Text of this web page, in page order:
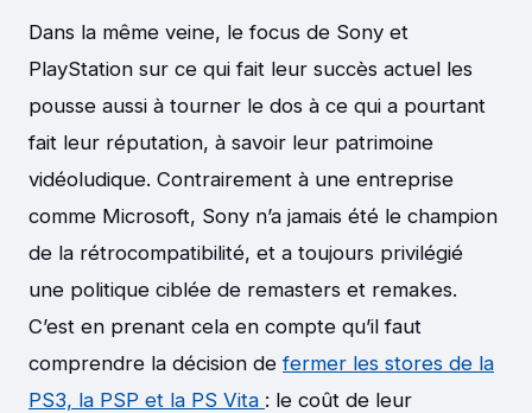
Dans la même veine, le focus de Sony et
PlayStation sur ce qui fait leur succès actuel les
pousse aussi à tourner le dos à ce qui a pourtant
fait leur réputation, à savoir leur patrimoine
vidéoludique. Contrairement à une entreprise
comme Microsoft, Sony n’a jamais été le champion
de la rétrocompatibilité, et a toujours privilégié
une politique ciblée de remasters et remakes.
C’est en prenant cela en compte qu’il faut
comprendre la décision defermer les stores de la
PS3, la PSP et la PS Vita : le coût de leur